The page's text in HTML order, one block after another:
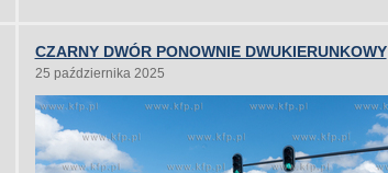
CZARNY DWÓR PONOWNIE DWUKIERUNKOWY
25 października 2025